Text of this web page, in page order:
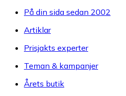
På din sida sedan 2002
Artiklar
Prisjakts experter
Teman & kampanjer
Årets butik